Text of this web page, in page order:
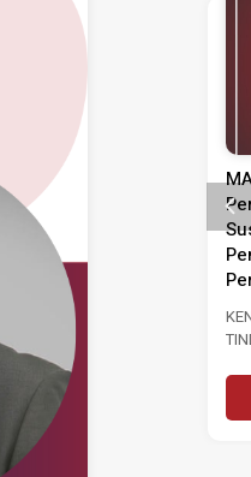
Tindakan Segera
Buruh
Kadar
Kepada 3.0
MEDIA MASA SERU
PERKUKUH
SUSULAN
KADAR
Baca Selanjutnya